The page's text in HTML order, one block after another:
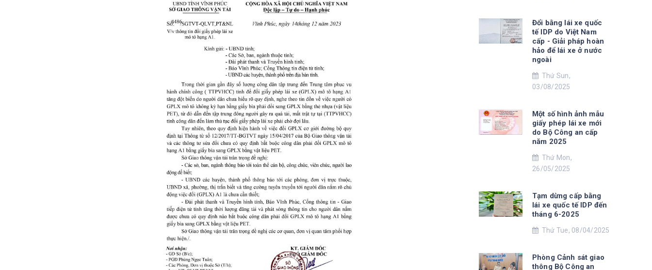
Đổi bằng lái xe quốc
tế IDP do Việt Nam
cấp - Giải pháp hoàn
hảo để lái xe ở nước
ngoài
Thứ Sun,
03/08/2025
Một số hình ảnh mẫu
giấy phép lái xe mới
do Bộ Công an cấp
năm 2025
Thứ Mon,
26/05/2025
Tạm dừng cấp bằng
lái xe quốc tế IDP đến
tháng 6-2025
Thứ Tue, 08/04/2025
Phòng Cảnh sát giao
thông Bộ Công an